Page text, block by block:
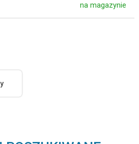
na magazynie